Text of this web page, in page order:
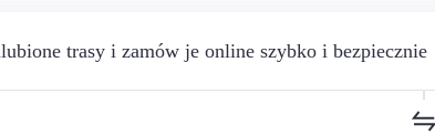
trasy i zamów je online szybko i bezpiecznie